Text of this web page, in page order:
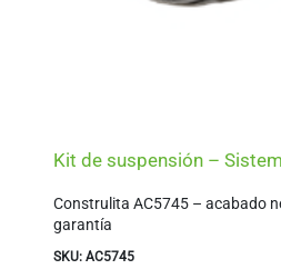
Kit de suspensión –
Construlita AC5745 – acabado
garantía
SKU: AC5745